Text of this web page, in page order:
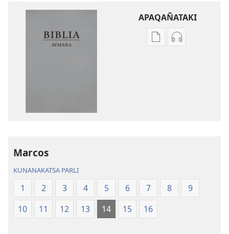
APAQAÑATAKI
Aka
Aka
Marcos
KUNANAKATSA PARLI
1 2 3 4 5 6 7 8
9
10
11 12 13 14 15 16